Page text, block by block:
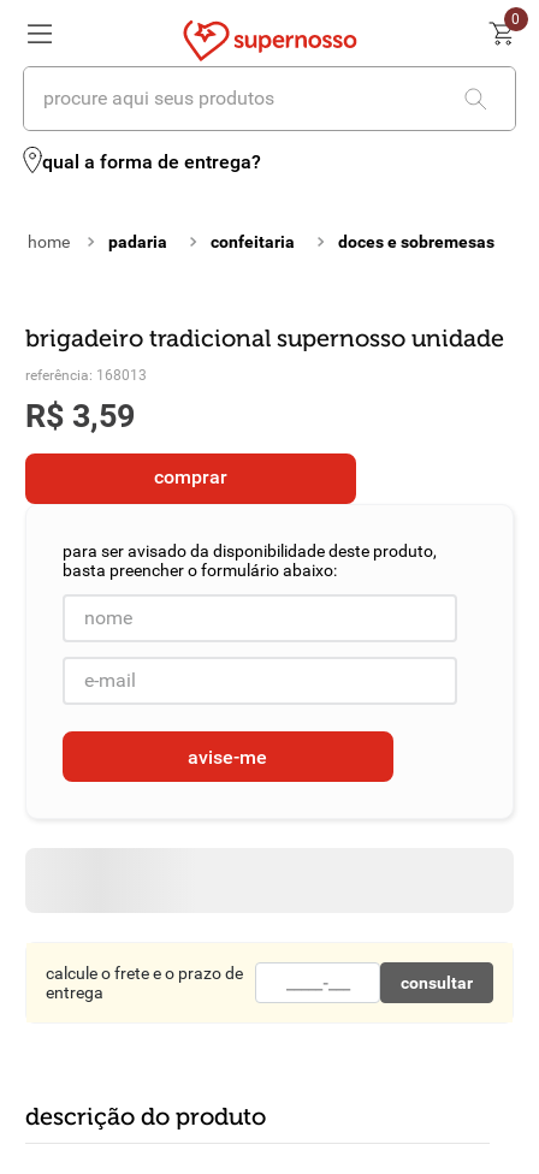
0
procure aqui seus produtos
qual a forma de entrega?
padaria confeitaria doces e sobremesas
brigadeiro tradicional supernosso unidade
referência: 168013
R$ 3,59
comprar
avise-me
calcule o frete e o prazo de
entrega
consultar
descrição do produto
termos mais buscados
2º leite
4º iogurte
5 vinhos
6º biscoito
7º queijo
º detergente
10º chocolate